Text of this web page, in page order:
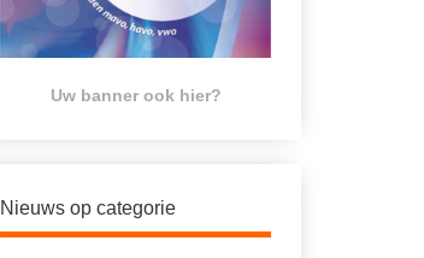
Uw banner ook hier?
Nieuws op categorie